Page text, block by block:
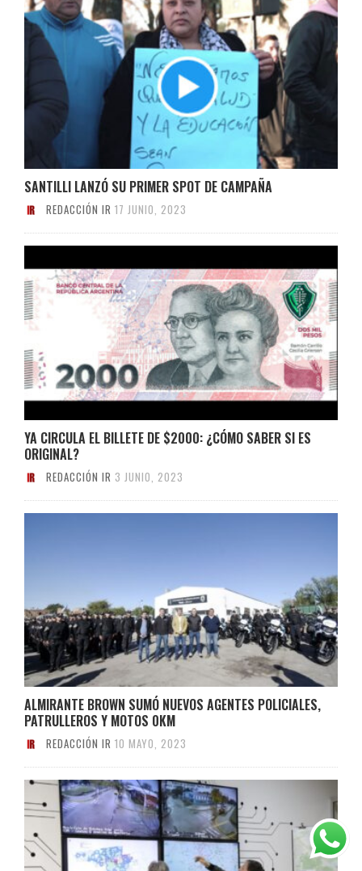
SANTILLI LANZÓ SU PRIMER SPOT DE CAMPAÑA
REDACCIÓN IR 17 JUNIO, 2023
YA CIRCULA EL BILLETE DE $2000: ¿CÓMO SABER SI ES
ORIGINAL?
REDACCIÓN IR 3 JUNIO, 2023
ALMIRANTE BROWN SUMÓ NUEVOS AGENTES POLICIALES,
PATRULLEROS Y MOTOS 0KM
REDACCIÓN IR 10 MAYO, 2023